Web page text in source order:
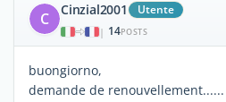
C Cinzial2001 Utente
| 14POSTS
buongiorno,
demande de renouvellement......